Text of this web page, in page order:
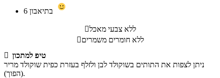
6
ללא צבעי מאכל
ללא חומרים משמרים
 טיפ למתכון
ניתן לצפות את התותים בשוקולד לבן ולזלף בעזרת כפית שוקולד מריר
(הפוך).